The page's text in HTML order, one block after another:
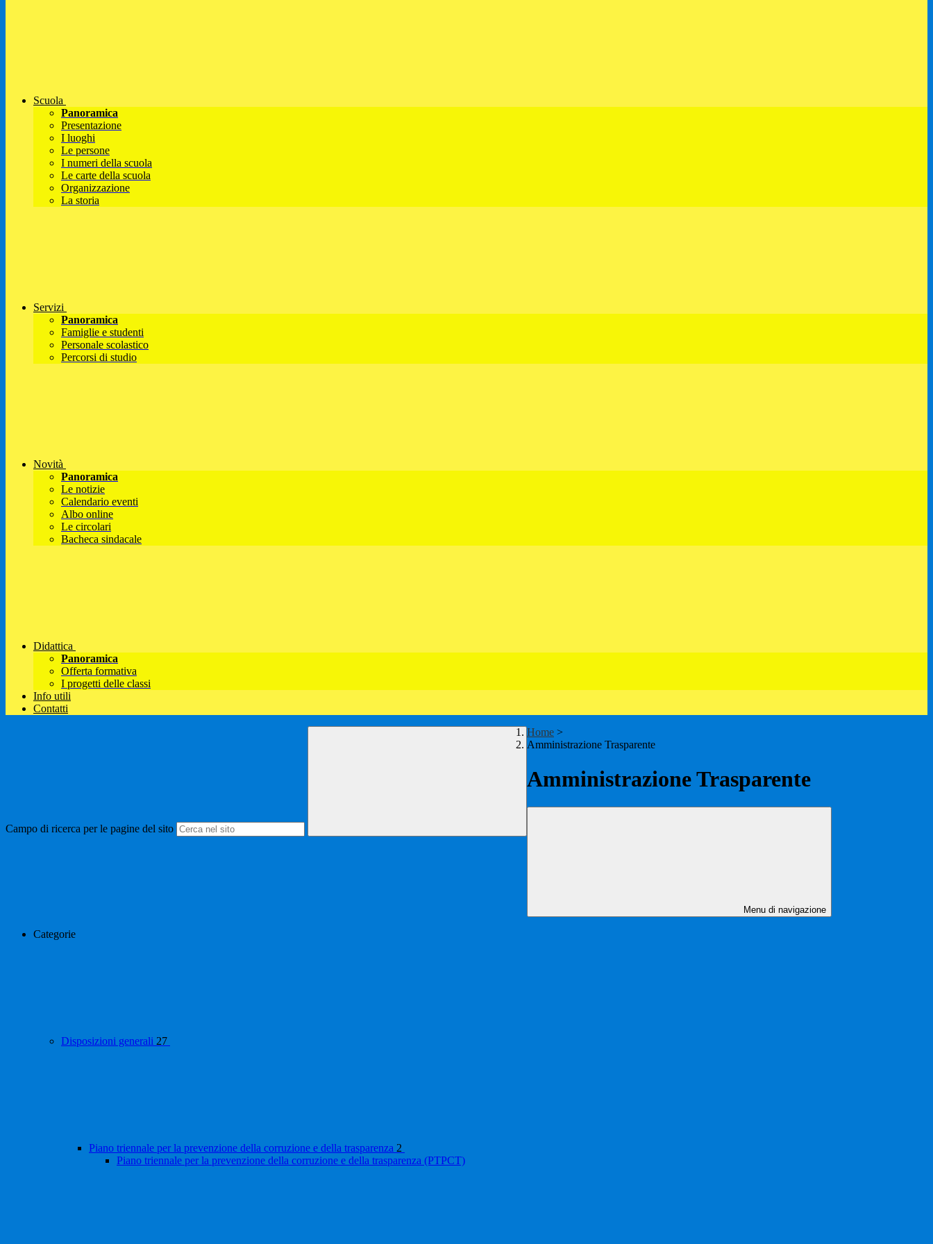
Scuola
Panoramica
Presentazione
I luoghi
Le persone
I numeri della scuola
Le carte della scuola
Organizzazione
La storia
Servizi
Panoramica
Famiglie e studenti
Personale scolastico
Percorsi di studio
Novità
Panoramica
Le notizie
Calendario eventi
Albo online
Le circolari
Bacheca sindacale
Didattica
Panoramica
Offerta formativa
I progetti delle classi
Info utili
Contatti
Campo di ricerca per le pagine del sito
Home >
Amministrazione Trasparente
Amministrazione Trasparente
Menu di navigazione
Categorie
Disposizioni generali 27
Piano triennale per la prevenzione della corruzione e della trasparenza 2
Piano triennale per la prevenzione della corruzione e della trasparenza (PTPCT)